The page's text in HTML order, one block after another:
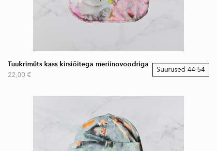
Tuukrimüts kass kirsiõitega meriinovoodriga
22,00 €
Suurused 44-54